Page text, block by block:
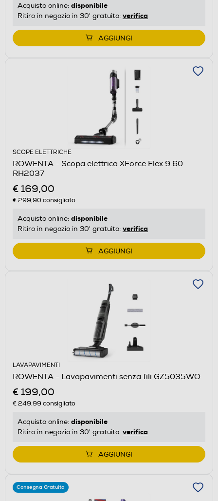
Acquisto online: disponibile
Ritiro in negozio in 30' gratuito: verifica
AGGIUNGI
SCOPE ELETTRICHE
ROWENTA - Scopa elettrica XForce Flex 9.60
RH2037
€ 169,00
€ 299,90consigliato
Acquisto online: disponibile
Ritiro in negozio in 30' gratuito: verifica
AGGIUNGI
LAVAPAVIMENTI
ROWENTA - Lavapavimenti senza fili GZ5035WO
€ 199,00
€ 249,99 consigliato
Acquisto online: disponibile
Ritiro in negozio in 30' gratuito: verifica
AGGIUNGI
Consegna Gratuita